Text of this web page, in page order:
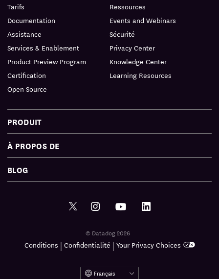
PRODUIT
Tarifs
Documentation
Assistance
Services & Enablement
Product Preview Program
Certification
Open Source
Ressources
Events and Webinars
Sécurité
Privacy Center
Knowledge Center
Learning Resources
À PROPOS DE
BLOG
Français
© Datadog 2026
Conditions | Confidentialité | Your Privacy Choices